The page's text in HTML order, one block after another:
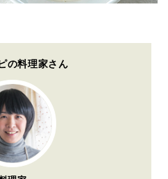
の料理家さん